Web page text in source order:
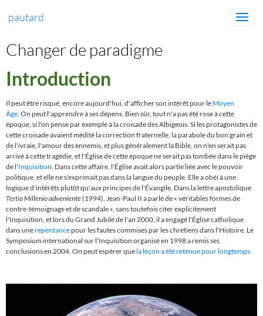
pautard
Changer de paradigme
Introduction
Il peut être risqué, encore aujourd'hui, d'afficher son intérêt pour le Moyen
Âge. On peut l'apprendre à ses dépens. Bien sûr, tout n'a pas été rose à cette
époque, si l'on pense par exemple à la croisade des Albigeois. Si les protagonistes de
cette croisade avaient médité la correction fraternelle, la parabole du bon grain et
de l'ivraie, l'amour des ennemis, et plus généralement la Bible, on n'en serait pas
arrivé à cette tragédie, et l'Église de cette époque ne serait pas tombée dans le piège
de l'Inquisition. Dans cette affaire, l'Église avait alors partie liée avec le pouvoir
politique, et elle ne s'exprimait pas dans la langue du peuple. Elle a obéi à une
logique d'intérêts plutôt qu'aux principes de l'Évangile. Dans la lettre apostolique
Tertio Millenio adveniente(1994), Jean-Paul II a parlé de « véritables formes de
contre-témoignage et de scandale », sans toutefois citer explicitement
l'Inquisition, et lors du Grand Jubilé de l'an 2000, il a engagé l'Églisecatholique
dans unerepentancepour les fautes commises par les chrétiens dans l'Histoire. Le
Symposium international sur l'Inquisition organisé en 1998 a remis ses
conclusions en 2004. On peut espérer que la leçon a été retenue pour longtemps.